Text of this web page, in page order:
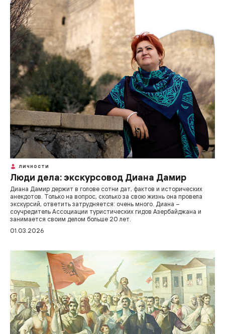
ЛИЧНОСТИ
Люди дела: экскурсовод Диана Дамир
Диана Дамир держит в голове сотни дат, фактов и исторических
анекдотов. Только на вопрос, сколько за свою жизнь она провела
экскурсий, ответить затрудняется: очень много. Диана –
соучредитель Ассоциации туристических гидов Азербайджана и
занимается своим делом больше 20 лет.
01.03.2026